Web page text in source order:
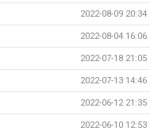
2022-08-09 20:34
2022-08-04 16:06
2022-07-18 21:05
2022-07-13 14:46
2022-06-12 21:35
2022-06-10 12:53